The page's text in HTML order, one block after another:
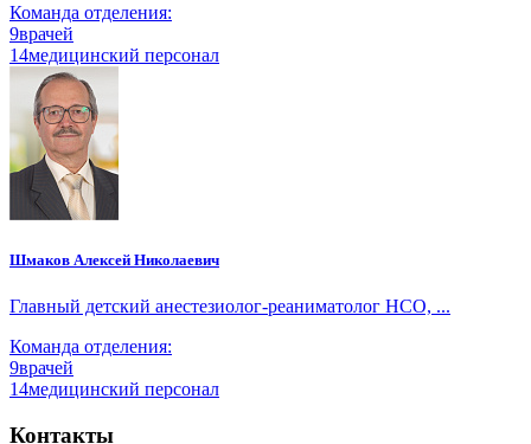
Команда отделения:
9врачей
14медицинский персонал
Шмаков Алексей Николаевич
Главный детский анестезиолог-реаниматолог НСО, ...
Команда отделения:
9врачей
14медицинский персонал
Контакты